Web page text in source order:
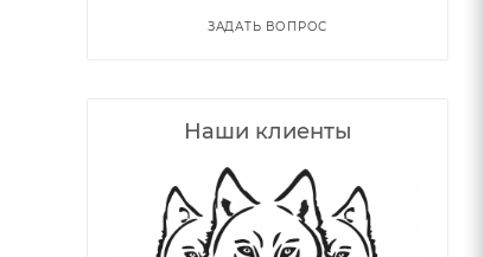
ЗАДАТЬ ВОПРОС
Наши клиенты